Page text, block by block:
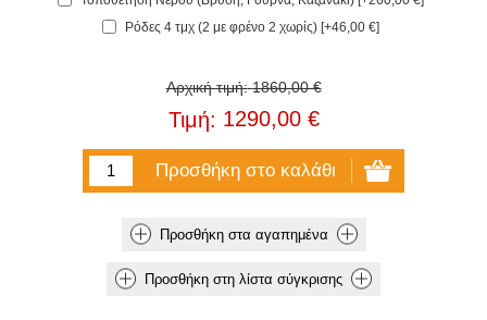
Ρόδες 4 τμχ (2 με φρένο 2 χωρίς) [+46,00 €]
Αρχική τιμή: 1860,00 €
Τιμή: 1290,00 €